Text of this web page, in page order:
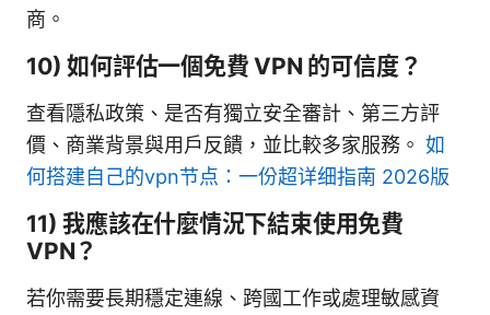
商。
10) 如何評估一個免費 VPN 的可信度？
查看隱私政策、是否有獨立安全審計、第三方評
價、商業背景與用戶反饋，並比較多家服務。 如
何搭建自己的vpn节点：一份超详细指南 2026版
11) 我應該在什麼情況下結束使用免費
VPN？
若你需要長期穩定連線、跨國工作或處理敏感資